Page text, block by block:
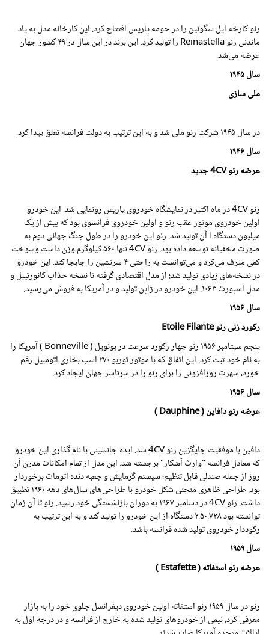
رنو کارخه ایل سگوئین را در حومه پاریس افتتاح کرد. این کارخانه مدل به یاد
ماندنی رنو Reinastella را تولید کرد. این برند در این سال در ۴۹ کشور جهان
عرضه می‌شد.
سال۱۹۴۵
ملی سازی
در سال۱۹۴۵شرکت رنو ملی شد و به این ترتیب به دولت فرانسه تعلق پیدا کرد.
سال۱۹۴۶
عرضه رنو 4CV جدید
رنو 4CV در ماه اکتبر در نمایشگاه خودروی پاریس رونمایی شد. این خودرو
اولین خودروی موتور عقب رنو و اولین خودروی فرانسوی بود که بیش از یک
میلیون دستگاه ا آن تولید شد. رنو این خودرو را در طول جنگ جهانی دوم به
صورت مخفیانه توسعه داده بود. رنو 4CV تنها ۵۶۰ کیلوگرم وزن داشت وسوخت
کمی مثرف می‌کرد و می‌توانست به راحتی ۴ سرنشین را جابجا کند. این خودرو
در نسخه‌های زیادی تولید شد؛ از مدل اقتصادی گرفته تا نسخه حذاب کانورتیبل و
مدل اسپورت ۱۰۶۳. این خودرو در ژاپن تولید و در آمریکا به فروش می‌رسید.
سال۱۹۵۶
رکورد زنی رنو Etoile Filante
پنجم سپتامبر۱۹۵۶
رنو چهار رکورد سرعت در بونویل ( Bonneville ) آمریکا را
به نام خود ثبت کرد. این اتفاق که با موتور توربو ۲۷۰ اسب بخاری اتومبیل رقم
خورد، شهرت روزافزونی را برای رنو را در سرتاسر جهان ایجاد کرد.
سال۱۹۵۶
عرضه رنو دافاین ( Dauphine )
دافین با موفقیت جایگزین رنو 4CV شد. ایده جانشینی با نام گذاری این خودرو
که معادل فرانسه "وارث آشکار" برجسته شد. این مدل از تمام امکانات مدرن آن
روز از جمله صندلی قابل تنظیم؛ سیستم گرمایش و جعبه دنده اتومات برخوردار
بود. طراحی ظاهری منحنی شکل خودرو با طراحی‌های سال‌های دهه۱۹۶۰تطبیق
داشت. رنو 4CV در دسامبر
۱۹۶۷به دوران بازنشستگی خود رسید. رنو تا آن زمان
توانسته بود ۲.۵۰.۷۳۸ دستگاه از این خودرو را تولید کند و به این ترتیب به
رکوددار خودروی تولید شده فرانسه باشد.
سال۱۹۵۹
عرضه رنو استفاته ( Estafette )
رنو در سال۱۹۵۹رنو استفاته اولین خودروی دیفرانسل جلوی خود را به بازار
معرفی کرد. نیمی از خودروهای تولید شده به خارج از فرانسه و در درجه اول به